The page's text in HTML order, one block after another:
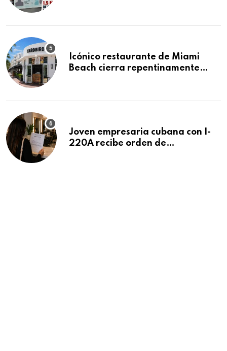
Icónico restaurante de Miami
Beach cierra repentinamente
Joven empresaria cubana con I-
220A recibe orden de